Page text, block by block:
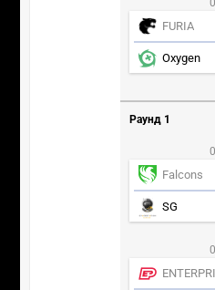
FURIA
Oxygen
Раунд 1
Falcons
SG